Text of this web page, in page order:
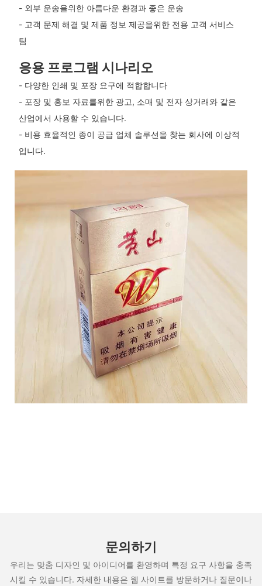
- 외부 운송을위한 아름다운 환경과 좋은 운송
- 고객 문제 해결 및 제품 정보 제공을위한 전용 고객 서비스
팀
응용 프로그램 시나리오
- 다양한 인쇄 및 포장 요구에 적합합니다
- 포장 및 홍보 자료를위한 광고, 소매 및 전자 상거래와 같은
산업에서 사용할 수 있습니다.
- 비용 효율적인 종이 공급 업체 솔루션을 찾는 회사에 이상적
입니다.
문의하기
우리는 맞춤 디자인 및 아이디어를 환영하며 특정 요구 사항을 충족
시킬 수 있습니다. 자세한 내용은 웹 사이트를 방문하거나 질문이나